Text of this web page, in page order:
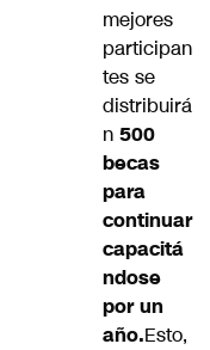
mejores
participan
tes se
distribuirá
n 500
becas
para
continuar
capacitá
ndose
por un
año.Esto,